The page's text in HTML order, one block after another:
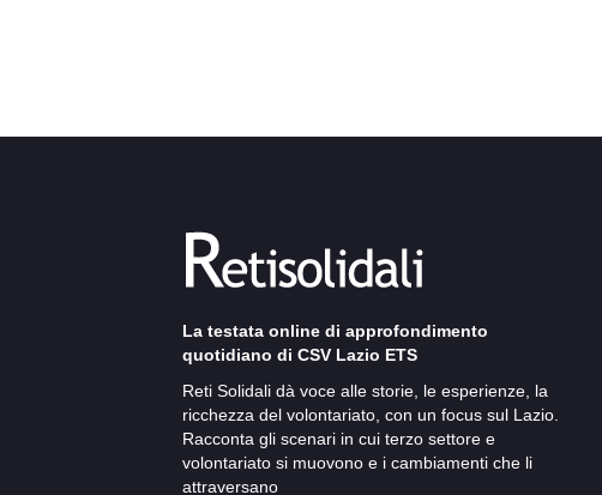
La testata online di approfondimento
quotidiano di CSV Lazio ETS
Reti Solidali dà voce alle storie, le esperienze, la
ricchezza del volontariato, con un focus sul Lazio.
Racconta gli scenari in cui terzo settore e
volontariato si muovono e i cambiamenti che li
attraversano